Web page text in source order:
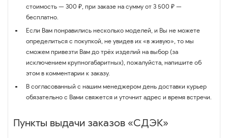
стоимость — 300 ₽, при заказе на сумму от 3 500 ₽ —
бесплатно.
Если Вам понравились несколько моделей, и Вы не можете
определиться с покупкой, не увидев их «в живую», то мы
сможем привезти Вам до трёх изделий на выбор (за
исключением крупногабаритных), пожалуйста, напишите об
этом в комментарии к заказу.
В согласованный с нашим менеджером день доставки курьер
обязательно с Вами свяжется и уточнит адрес и время встречи.
Пункты выдачи заказов «СДЭК»